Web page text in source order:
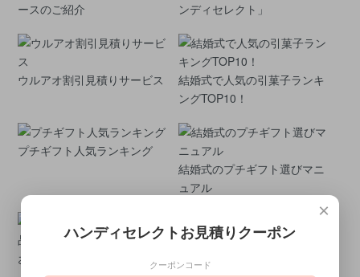
ースのご紹介 ンディセレクト」
ウルアオ割引見積りサービス
結婚式で人気の引菓子ランキ
ングTOP10！
プチギフト人気ランキング
結婚式のプチギフト選びマニ
ュアル
お菓子のプチギフト厳選10品
プチギフトとは？
×
ハンディセレクトお見積りクーポン
クーポンコード